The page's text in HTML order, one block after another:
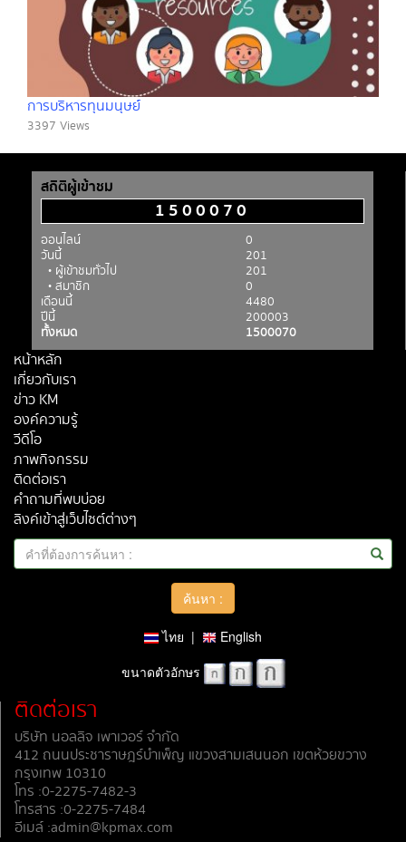
การบริหารทุนมนุษย์์
3397 Views
สถิติผู้เข้าชม
1500070
ออนไลน์
0
วันนี้
201
• ผู้เข้าชมทั่วไป
201
• สมาชิก
0
เดือนนี้
4480
ปีนี้
200003
ทั้งหมด
1500070
หน้าหลัก
เกี่ยวกับเรา
ข่าว KM
องค์ความรู้
วีดีโอ
ภาพกิจกรรม
ติดต่อเรา
คำถามที่พบบ่อย
ลิงค์เข้าสู่เว็บไซต์ต่างๆ
ไทย |
English
ขนาดตัวอักษร
ติดต่อเรา
บริษัท นอลลิจ เพาเวอร์ จำกัด
412 ถนนประชาราษฎร์บำเพ็ญ แขวงสามเสนนอก เขตห้วยขวาง
กรุงเทพ 10310
โทร :0-2275-7482-3
โทรสาร :0-2275-7484
อีเมล์ :admin@kpmax.com